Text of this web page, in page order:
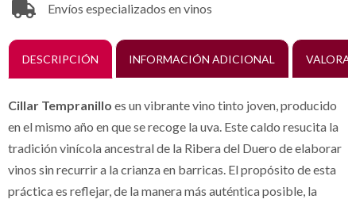
Envíos especializados en vinos
DESCRIPCIÓN INFORMACIÓN ADICIONAL
Cillar Tempranillo es un vibrante vino tinto joven, producido
en el mismo año en que se recoge la uva. Este caldo resucita la
tradición vinícola ancestral de la Ribera del Duero de elaborar
vinos sin recurrir a la crianza en barricas. El propósito de esta
práctica es reflejar, de la manera más auténtica posible, la